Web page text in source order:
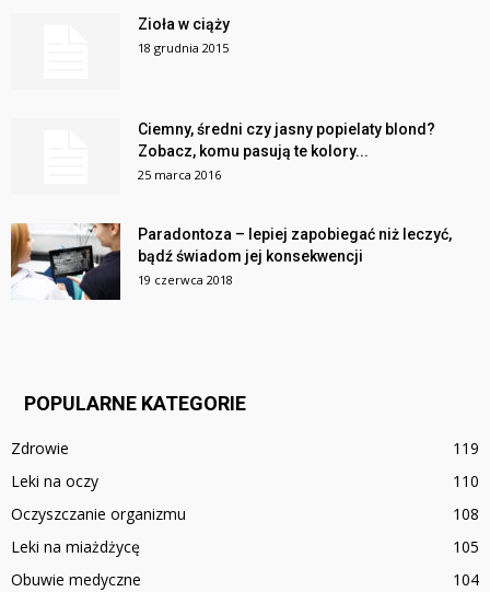
Zioła w ciąży
18 grudnia 2015
Ciemny, średni czy jasny popielaty blond?
Zobacz, komu pasują te kolory...
25 marca 2016
Paradontoza – lepiej zapobiegać niż leczyć,
bądź świadom jej konsekwencji
19 czerwca 2018
POPULARNE KATEGORIE
Zdrowie
119
Leki na oczy
110
Oczyszczanie organizmu
108
Leki na miażdżycę
105
Obuwie medyczne
104